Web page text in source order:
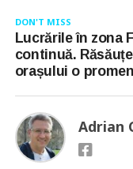
DON'T MISS
Lucrările în zona
continuă.
orașului o
Adrian